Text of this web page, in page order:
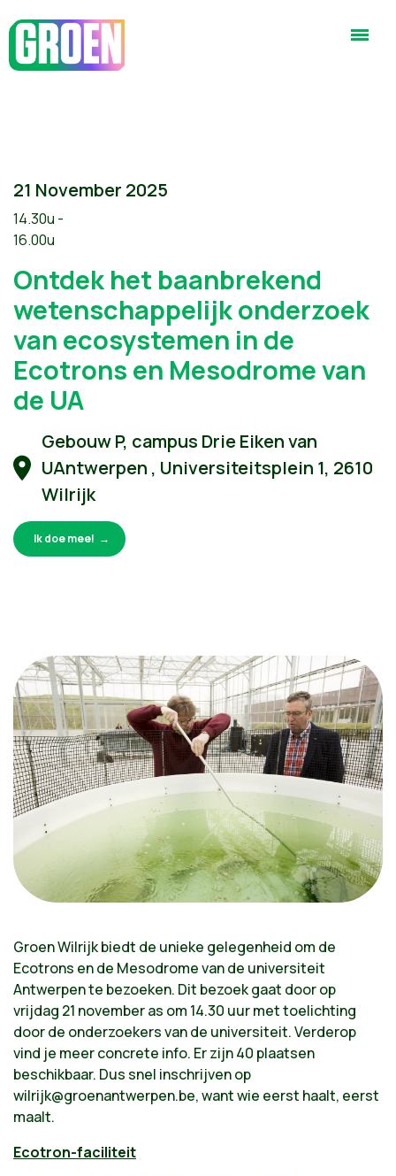
21 November 2025
14.30u -
16.00u
Ontdek het baanbrekend
wetenschappelijk onderzoek
van ecosystemen in de
Ecotrons en Mesodrome van
de UA
Gebouw P, campus Drie Eiken van
UAntwerpen , Universiteitsplein 1, 2610
Wilrijk
Ik doe mee!
Groen Wilrijk biedt de unieke gelegenheid om de
Ecotrons en de Mesodrome van de universiteit
Antwerpen te bezoeken. Dit bezoek gaat door op
vrijdag 21 november as om 14.30 uur met toelichting
door de onderzoekers van de universiteit. Verderop
vind je meer concrete info. Er zijn 40 plaatsen
beschikbaar. Dus snel inschrijven op
wilrijk@groenantwerpen.be, want wie eerst haalt, eerst
maalt.
Ecotron-faciliteit